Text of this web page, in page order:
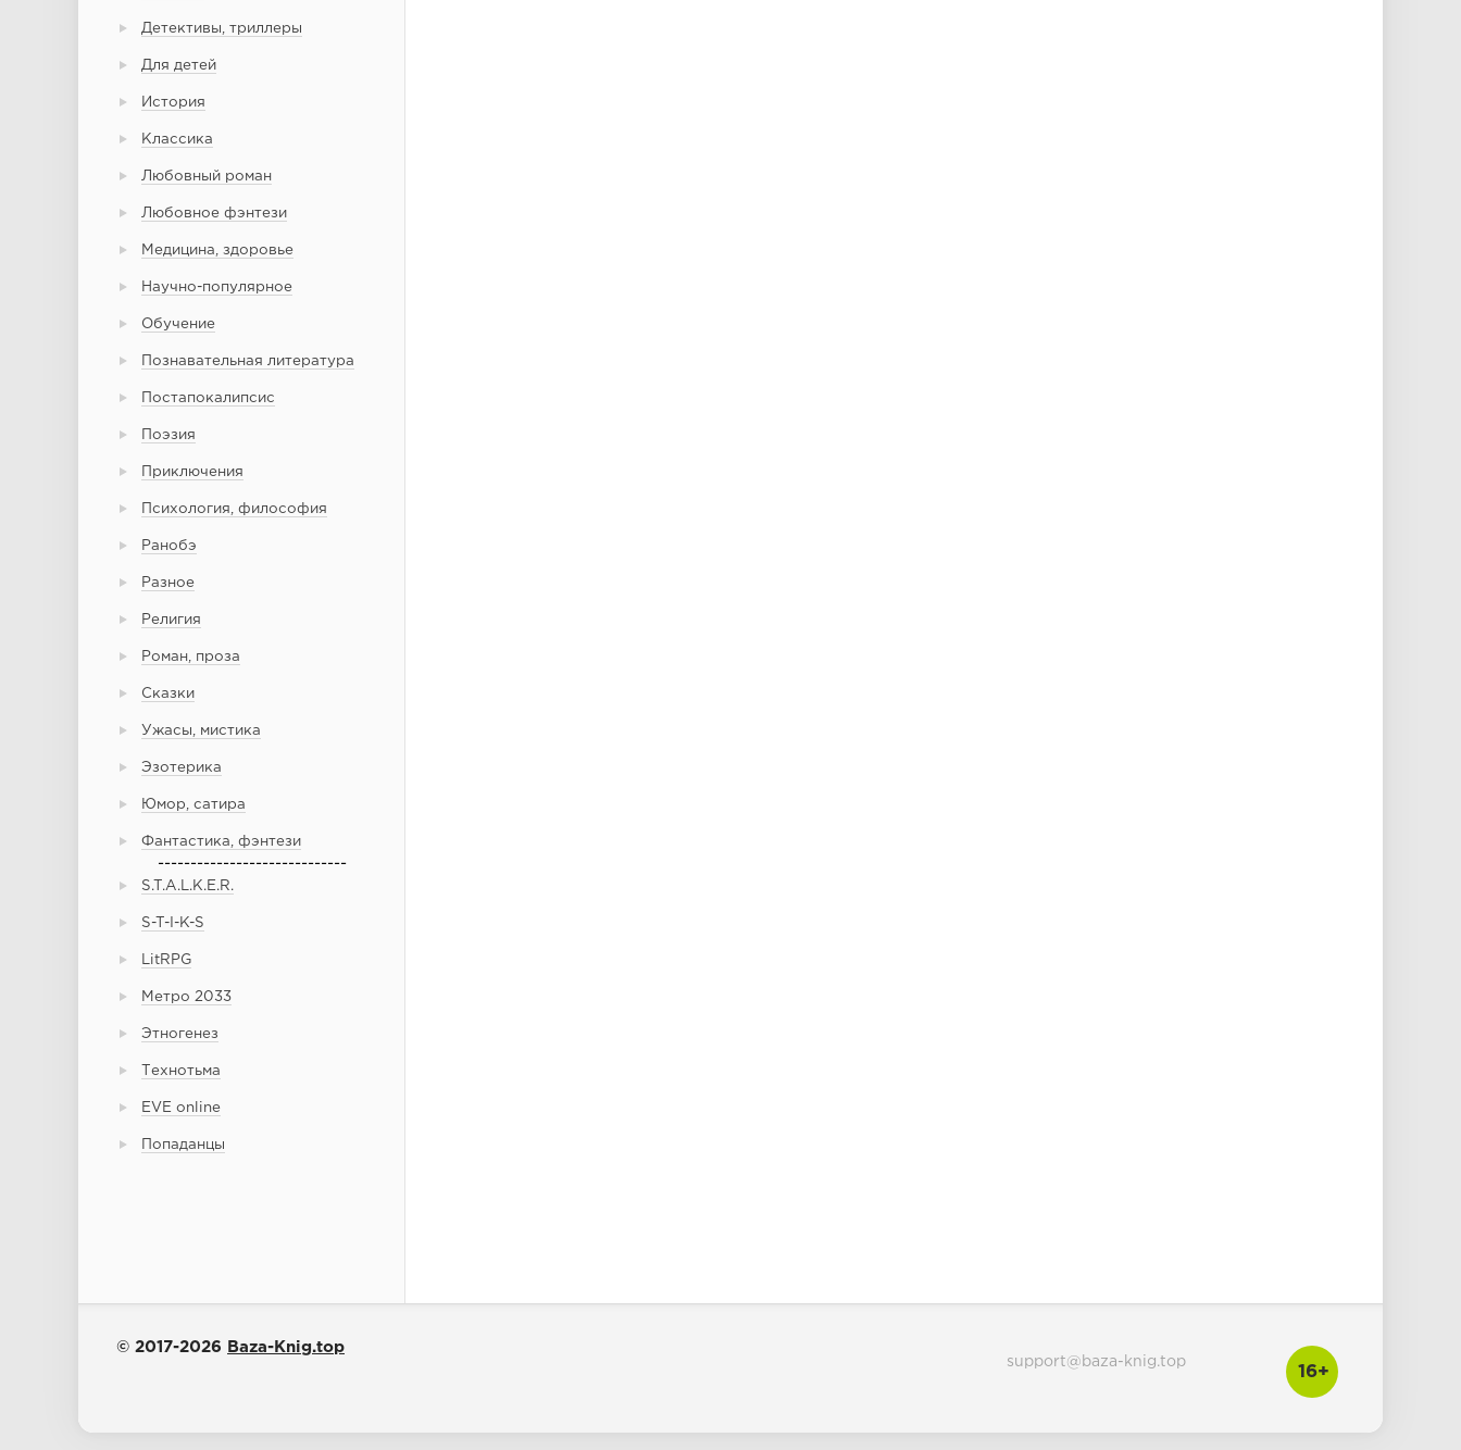
Детективы, триллеры
Для детей
История
Классика
Любовный роман
Любовное фэнтези
Медицина, здоровье
Научно-популярное
Обучение
Познавательная литература
Постапокалипсис
Поэзия
Приключения
Психология, философия
Ранобэ
Разное
Религия
Роман, проза
Сказки
Ужасы, мистика
Эзотерика
Юмор, сатира
Фантастика, фэнтези
-----------------------------
S.T.A.L.K.E.R.
S-T-I-K-S
LitRPG
Метро 2033
Этногенез
Технотьма
EVE online
Попаданцы
© 2017-2026 Baza-Knig.top
16+
support@baza-knig.top